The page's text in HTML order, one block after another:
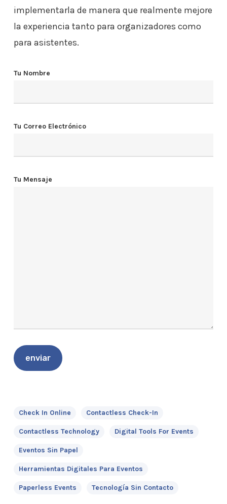
implementarla de manera que realmente mejore
la experiencia tanto para organizadores como
para asistentes.
Tu Nombre
Tu Correo Electrónico
Tu Mensaje
Check In Online Contactless Check-In
Contactless Technology Digital Tools For Events
Eventos Sin Papel
Herramientas Digitales Para Eventos
Paperless Events Tecnología Sin Contacto